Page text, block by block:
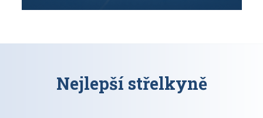
Nejlepší střelkyně